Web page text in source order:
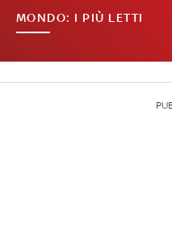
MONDO: I PIÙ LETTI